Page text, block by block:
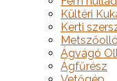
Kültéri
Kerti
Metszőolló
Ágvágó
Ágfűrész